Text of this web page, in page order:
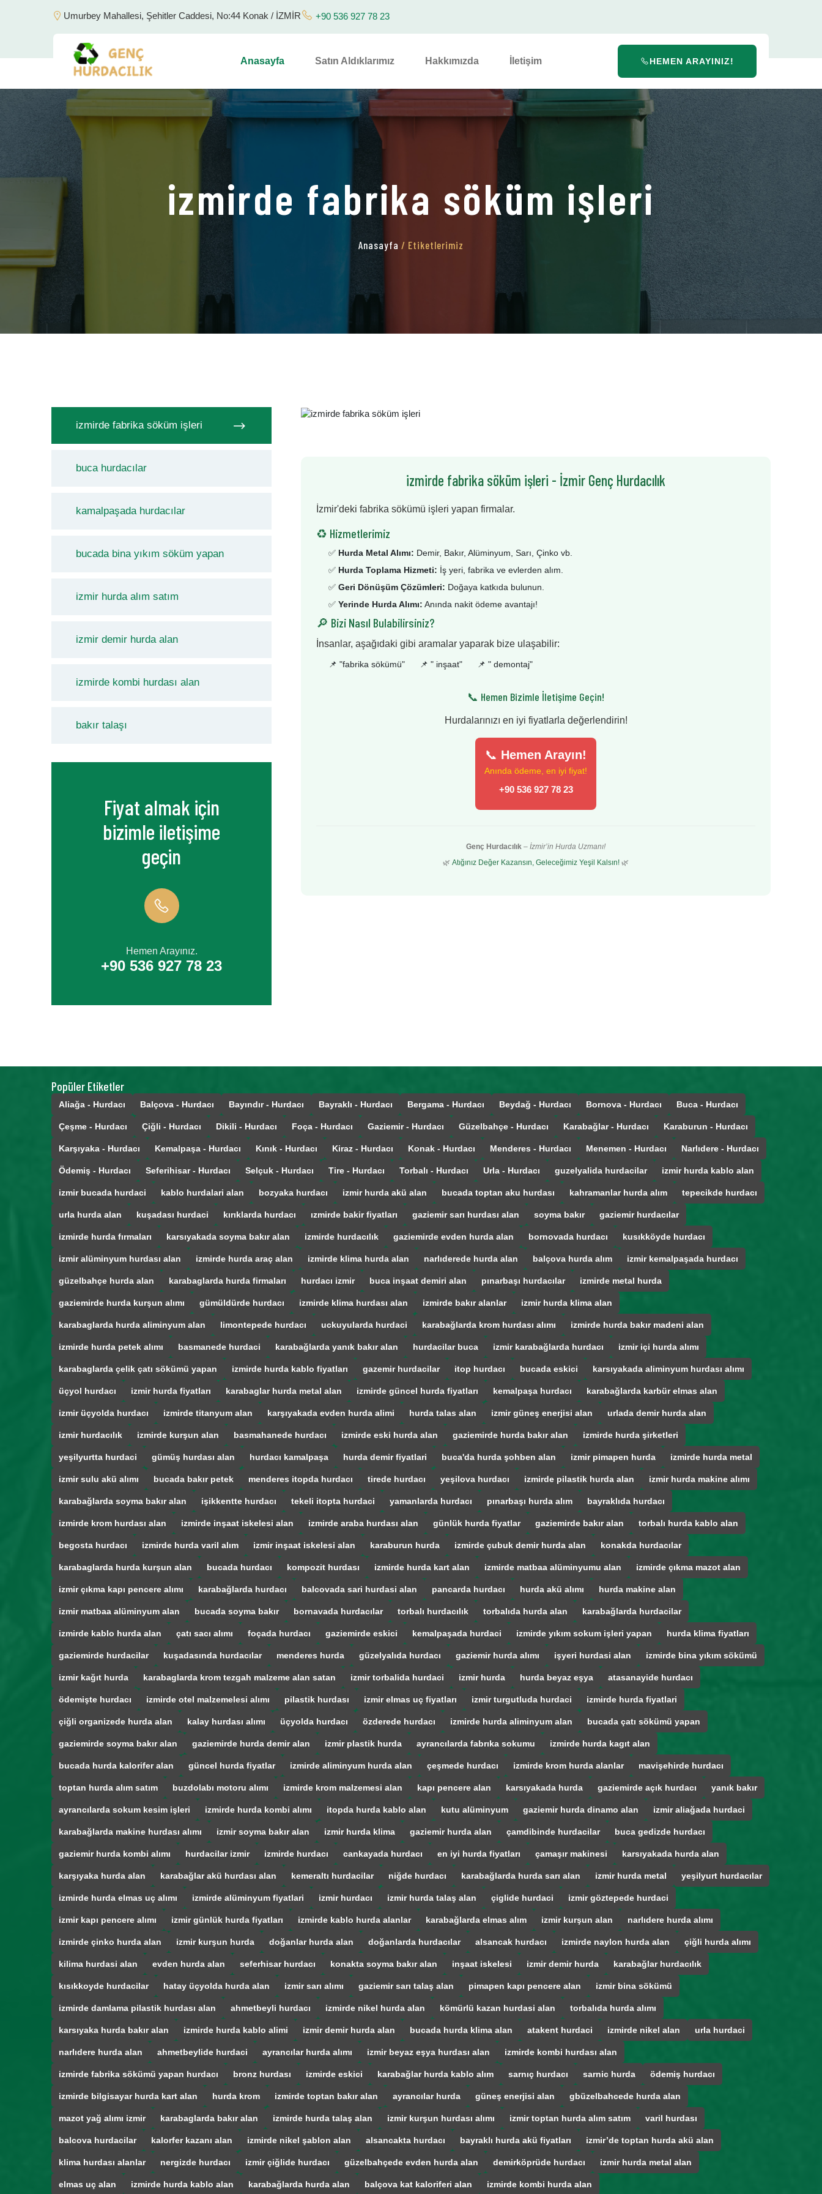
Umurbey Mahallesi, Şehitler Caddesi, No:44 Konak / İZMİR +90 536 927 78 23
Anasayfa Satın Aldıklarımız Hakkımızda İletişim HEMEN ARAYINIZ!
izmirde fabrika söküm işleri
Anasayfa / Etiketlerimiz
izmirde fabrika söküm işleri
buca hurdacılar
kamalpaşada hurdacılar
bucada bina yıkım söküm yapan
izmir hurda alım satım
izmir demir hurda alan
izmirde kombi hurdası alan
bakır talaşı
Fiyat almak için
bizimle iletişime
geçin
Hemen Arayınız.
+90 536 927 78 23
izmirde fabrika söküm işleri - İzmir Genç Hurdacılık
İzmir'deki fabrika sökümü işleri yapan firmalar.
♻️ Hizmetlerimiz
✅ Hurda Metal Alımı: Demir, Bakır, Alüminyum, Sarı, Çinko vb.
✅ Hurda Toplama Hizmeti: İş yeri, fabrika ve evlerden alım.
✅ Geri Dönüşüm Çözümleri: Doğaya katkıda bulunun.
✅ Yerinde Hurda Alımı: Anında nakit ödeme avantajı!
🔎 Bizi Nasıl Bulabilirsiniz?
İnsanlar, aşağıdaki gibi aramalar yaparak bize ulaşabilir:
📌 "fabrika sökümü" 📌 " inşaat" 📌 " demontaj"
📞 Hemen Bizimle İletişime Geçin!
Hurdalarınızı en iyi fiyatlarla değerlendirin!
📞 Hemen Arayın!
Anında ödeme, en iyi fiyat!
+90 536 927 78 23
Genç Hurdacılık – İzmir’in Hurda Uzmanı!
🌿 Atığınız Değer Kazansın, Geleceğimiz Yeşil Kalsın! 🌿
Popüler Etiketler
Aliağa - Hurdacı Balçova - Hurdacı Bayındır - Hurdacı Bayraklı - Hurdacı Bergama - Hurdacı Beydağ - Hurdacı Bornova - Hurdacı Buca - Hurdacı
Çeşme - Hurdacı Çiğli - Hurdacı Dikili - Hurdacı Foça - Hurdacı Gaziemir - Hurdacı Güzelbahçe - Hurdacı Karabağlar - Hurdacı Karaburun - Hurdacı
Karşıyaka - Hurdacı Kemalpaşa - Hurdacı Kınık - Hurdacı Kiraz - Hurdacı Konak - Hurdacı Menderes - Hurdacı Menemen - Hurdacı Narlıdere - Hurdacı
Ödemiş - Hurdacı Seferihisar - Hurdacı Selçuk - Hurdacı Tire - Hurdacı Torbalı - Hurdacı Urla - Hurdacı guzelyalida hurdacilar izmir hurda kablo alan
izmir bucada hurdaci kablo hurdalari alan bozyaka hurdacı izmir hurda akü alan bucada toptan aku hurdası kahramanlar hurda alım tepecikde hurdacı
urla hurda alan kuşadası hurdaci kırıklarda hurdacı ızmirde bakir fiyatları gaziemir sarı hurdası alan soyma bakır gaziemir hurdacılar
izmirde hurda fırmaları karsıyakada soyma bakır alan izmirde hurdacılık gaziemirde evden hurda alan bornovada hurdacı kusıkköyde hurdacı
izmir alüminyum hurdası alan izmirde hurda araç alan izmirde klima hurda alan narlıderede hurda alan balçova hurda alım izmir kemalpaşada hurdacı
güzelbahçe hurda alan karabaglarda hurda firmaları hurdacı izmir buca inşaat demiri alan pınarbaşı hurdacılar izmirde metal hurda
gaziemirde hurda kurşun alımı gümüldürde hurdacı izmirde klima hurdası alan izmirde bakır alanlar izmir hurda klima alan
karabaglarda hurda aliminyum alan limontepede hurdacı uckuyularda hurdaci karabağlarda krom hurdası alımı izmirde hurda bakır madeni alan
izmirde hurda petek alımı basmanede hurdaci karabağlarda yanık bakır alan hurdacilar buca izmir karabağlarda hurdacı izmir içi hurda alımı
karabaglarda çelik çatı sökümü yapan izmirde hurda kablo fiyatları gazemir hurdacilar itop hurdacı bucada eskici karsıyakada aliminyum hurdası alımı
üçyol hurdacı izmir hurda fiyatları karabaglar hurda metal alan izmirde güncel hurda fiyatları kemalpaşa hurdacı karabağlarda karbür elmas alan
izmir üçyolda hurdacı izmirde titanyum alan karşıyakada evden hurda alimi hurda talas alan izmir güneş enerjisi alan urlada demir hurda alan
izmir hurdacılık izmirde kurşun alan basmahanede hurdacı izmirde eski hurda alan gaziemirde hurda bakır alan izmirde hurda şirketleri
yeşilyurtta hurdaci gümüş hurdası alan hurdacı kamalpaşa hurda demir fiyatlari buca'da hurda şohben alan izmir pimapen hurda izmirde hurda metal
izmir sulu akü alımı bucada bakır petek menderes itopda hurdacı tirede hurdacı yeşilova hurdacı izmirde pilastik hurda alan izmir hurda makine alımı
karabağlarda soyma bakır alan işikkentte hurdacı tekeli itopta hurdaci yamanlarda hurdacı pınarbaşı hurda alım bayraklıda hurdacı
izmirde krom hurdası alan izmirde inşaat iskelesi alan izmirde araba hurdası alan günlük hurda fiyatlar gaziemirde bakır alan torbalı hurda kablo alan
begosta hurdacı izmirde hurda varil alım izmir inşaat iskelesi alan karaburun hurda izmirde çubuk demir hurda alan konakda hurdacılar
karabaglarda hurda kurşun alan bucada hurdacı kompozit hurdası izmirde hurda kart alan izmirde matbaa alüminyumu alan izmirde çıkma mazot alan
izmir çıkma kapı pencere alımı karabağlarda hurdacı balcovada sari hurdasi alan pancarda hurdacı hurda akü alımı hurda makine alan
izmir matbaa alüminyum alan bucada soyma bakır bornavada hurdacılar torbalı hurdacılık torbalıda hurda alan karabağlarda hurdacilar
izmirde kablo hurda alan çatı sacı alımı foçada hurdacı gaziemirde eskici kemalpaşada hurdaci izmirde yıkım sokum işleri yapan hurda klima fiyatları
gaziemirde hurdacilar kuşadasında hurdacılar menderes hurda güzelyalıda hurdacı gaziemir hurda alımı işyeri hurdasi alan izmirde bina yıkım sökümü
izmir kağıt hurda karabaglarda krom tezgah malzeme alan satan izmir torbalida hurdaci izmir hurda hurda beyaz eşya atasanayide hurdacı
ödemişte hurdacı izmirde otel malzemelesi alımı pilastik hurdası izmir elmas uç fiyatları izmir turgutluda hurdaci izmirde hurda fiyatlari
çiğli organizede hurda alan kalay hurdası alımı üçyolda hurdacı özderede hurdacı izmirde hurda aliminyum alan bucada çatı sökümü yapan
gaziemirde soyma bakır alan gaziemirde hurda demir alan izmir plastik hurda ayrancılarda fabrıka sokumu izmirde hurda kagıt alan
bucada hurda kalorifer alan güncel hurda fiyatlar izmirde aliminyum hurda alan çeşmede hurdacı izmirde krom hurda alanlar mavişehirde hurdacı
toptan hurda alım satım buzdolabı motoru alımı izmirde krom malzemesi alan kapı pencere alan karsıyakada hurda gaziemirde açık hurdacı yanık bakır
ayrancılarda sokum kesim işleri izmirde hurda kombi alımı itopda hurda kablo alan kutu alüminyum gaziemir hurda dinamo alan izmir aliağada hurdaci
karabağlarda makine hurdası alımı izmir soyma bakır alan izmir hurda klima gaziemir hurda alan çamdibinde hurdacilar buca gedizde hurdacı
gaziemir hurda kombi alımı hurdacilar izmir izmirde hurdacı cankayada hurdacı en iyi hurda fiyatları çamaşır makinesi karsıyakada hurda alan
karşıyaka hurda alan karabağlar akü hurdası alan kemeraltı hurdacilar niğde hurdacı karabağlarda hurda sarı alan izmir hurda metal yeşilyurt hurdacılar
izmirde hurda elmas uç alımı izmirde alüminyum fiyatlari izmir hurdacı izmir hurda talaş alan çiglide hurdaci izmir göztepede hurdaci
izmir kapı pencere alımı izmir günlük hurda fiyatları izmirde kablo hurda alanlar karabağlarda elmas alım izmir kurşun alan narlıdere hurda alımı
izmirde çinko hurda alan izmir kurşun hurda doğanlar hurda alan doğanlarda hurdacılar alsancak hurdacı izmirde naylon hurda alan çiğli hurda alımı
kilima hurdasi alan evden hurda alan seferhisar hurdacı konakta soyma bakır alan inşaat iskelesi izmir demir hurda karabağlar hurdacılık
kısıkkoyde hurdacilar hatay üçyolda hurda alan izmir sarı alımı gaziemir sarı talaş alan pimapen kapı pencere alan izmir bina sökümü
izmirde damlama pilastik hurdası alan ahmetbeyli hurdacı izmirde nikel hurda alan kömürlü kazan hurdasi alan torbalıda hurda alımı
karsıyaka hurda bakır alan izmirde hurda kablo alimi izmir demir hurda alan bucada hurda klima alan atakent hurdaci izmirde nikel alan urla hurdaci
narlıdere hurda alan ahmetbeylide hurdaci ayrancılar hurda alımı izmir beyaz eşya hurdası alan izmirde kombi hurdası alan
izmirde fabrika sökümü yapan hurdacı bronz hurdası izmirde eskici karabağlar hurda kablo alım sarnıç hurdacı sarnic hurda ödemiş hurdacı
izmirde bilgisayar hurda kart alan hurda krom izmirde toptan bakır alan ayrancılar hurda güneş enerjisi alan gbüzelbahcede hurda alan
mazot yağ alımı izmir karabaglarda bakır alan izmirde hurda talaş alan izmir kurşun hurdası alımı izmir toptan hurda alım satım varil hurdası
balcova hurdacilar kalorfer kazanı alan izmirde nikel şablon alan alsancakta hurdacı bayraklı hurda akü fiyatları izmir’de toptan hurda akü alan
klima hurdası alanlar nergizde hurdacı izmir çiğlide hurdacı güzelbahçede evden hurda alan demirköprüde hurdacı izmir hurda metal alan
elmas uç alan izmirde hurda kablo alan karabağlarda hurda alan balçova kat kaloriferi alan izmirde kombi hurda alan